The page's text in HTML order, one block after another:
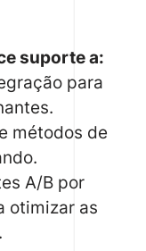
suporte a:
para
métodos de
A/B por
otimizar as